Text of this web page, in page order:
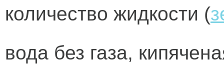
количество жидкости (
вода без газа,